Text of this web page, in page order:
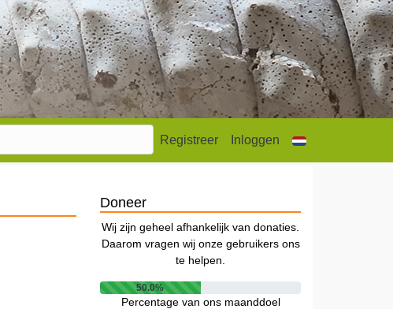
Registreer Inloggen
Doneer
Wij zijn geheel afhankelijk van donaties.
Daarom vragen wij onze gebruikers ons
te helpen.
50.0%
Percentage van ons maanddoel